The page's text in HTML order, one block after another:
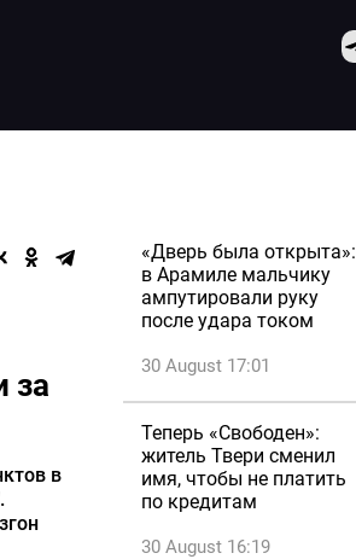
за
в
«Дверь была открыта»:
в Арамиле мальчику
ампутировали руку
после удара током
30 August 17:01
Теперь «Свободен»:
житель Твери сменил
имя, чтобы не платить
по кредитам
30 August 16:19